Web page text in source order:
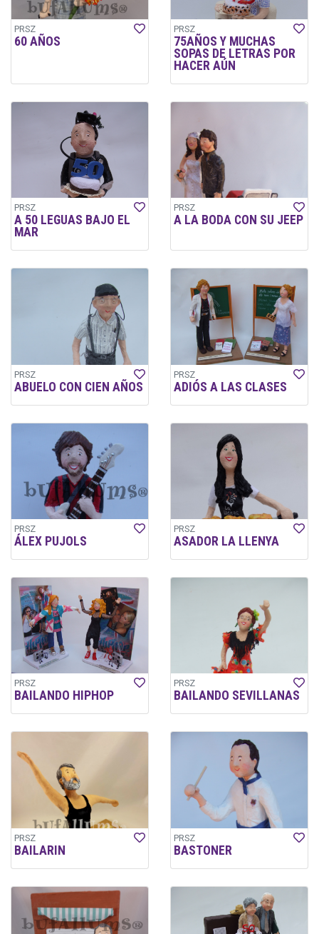
PRSZ
60 AÑOS
PRSZ
75AÑOS Y MUCHAS
SOPAS DE LETRAS POR
HACER AÚN
PRSZ
A 50 LEGUAS BAJO EL
MAR
PRSZ
A LA BODA CON SU JEEP
PRSZ
ABUELO CON CIEN AÑOS
PRSZ
ADIÓS A LAS CLASES
PRSZ
ÁLEX PUJOLS
PRSZ
ASADOR LA LLENYA
PRSZ
BAILANDO HIPHOP
PRSZ
BAILANDO SEVILLANAS
PRSZ
BAILARIN
PRSZ
BASTONER